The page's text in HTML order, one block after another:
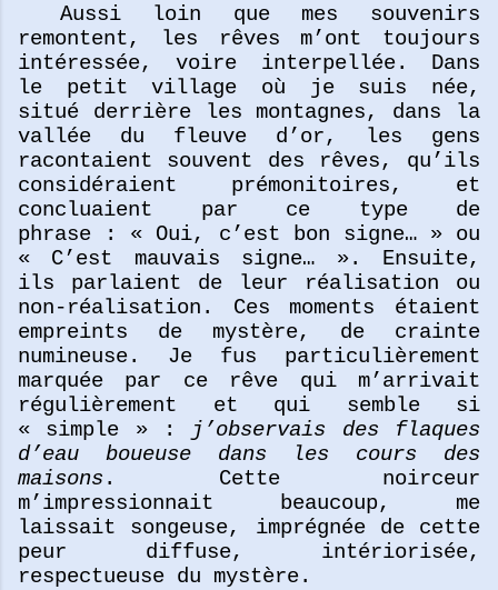
Aussi loin que mes souvenirs
remontent, les rêves m’ont toujours
intéressée, voire interpellée. Dans
le petit village où je suis née,
situé derrière les montagnes, dans la
vallée du fleuve d’or, les gens
racontaient souvent des rêves, qu’ils
considéraient prémonitoires, et
concluaient par ce type de
phrase : « Oui, c’est bon signe… » ou
« C’est mauvais signe… ». Ensuite,
ils parlaient de leur réalisation ou
non-réalisation. Ces moments étaient
empreints de mystère, de crainte
numineuse. Je fus particulièrement
marquée par ce rêve qui m’arrivait
régulièrement et qui semble si
« simple » :
j’observais des flaques
d’eau boueuse dans les cours des
maisons . Cette noirceur
m’impressionnait beaucoup, me
laissait songeuse, imprégnée de cette
peur diffuse, intériorisée,
respectueuse du mystère.